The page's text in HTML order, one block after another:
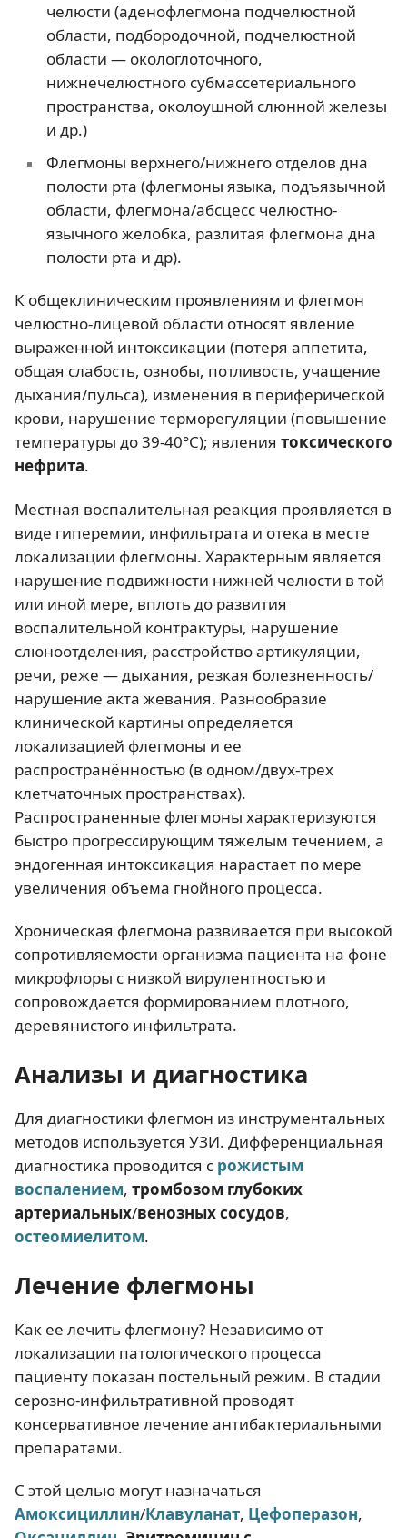
челюсти (аденофлегмона подчелюстной
области, подбородочной, подчелюстной
области — окологлоточного,
нижнечелюстного субмассетериального
пространства, околоушной слюнной железы
и др.)
Флегмоны верхнего/нижнего отделов дна
полости рта (флегмоны языка, подъязычной
области, флегмона/абсцесс челюстно-
язычного желобка, разлитая флегмона дна
полости рта и др).
К общеклиническим проявлениям и флегмон
челюстно-лицевой области относят явление
выраженной интоксикации (потеря аппетита,
общая слабость, ознобы, потливость, учащение
дыхания/пульса), изменения в периферической
крови, нарушение терморегуляции (повышение
температуры до 39-40°С); явления токсического
нефрита.
Местная воспалительная реакция проявляется в
виде гиперемии, инфильтрата и отека в месте
локализации флегмоны. Характерным является
нарушение подвижности нижней челюсти в той
или иной мере, вплоть до развития
воспалительной контрактуры, нарушение
слюноотделения, расстройство артикуляции,
речи, реже — дыхания, резкая болезненность/
нарушение акта жевания. Разнообразие
клинической картины определяется
локализацией флегмоны и ее
распространённостью (в одном/двух-трех
клетчаточных пространствах).
Распространенные флегмоны характеризуются
быстро прогрессирующим тяжелым течением, а
эндогенная интоксикация нарастает по мере
увеличения объема гнойного процесса.
Хроническая флегмона развивается при высокой
сопротивляемости организма пациента на фоне
микрофлоры с низкой вирулентностью и
сопровождается формированием плотного,
деревянистого инфильтрата.
Анализы и диагностика
Для диагностики флегмон из инструментальных
методов используется УЗИ. Дифференциальная
диагностика проводится с рожистым
воспалением, тромбозом глубоких
артериальных/венозных сосудов,
остеомиелитом.
Лечение флегмоны
Как ее лечить флегмону? Независимо от
локализации патологического процесса
пациенту показан постельный режим. В стадии
серозно-инфильтративной проводят
консервативное лечение антибактериальными
препаратами.
С этой целью могут назначаться
Амоксициллин/Клавуланат, Цефоперазон,